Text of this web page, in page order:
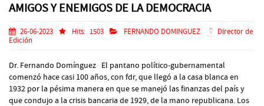
AMIGOS Y ENEMIGOS DE LA DEMOCRACIA
26-06-2023 Hits: 1503 FERNANDO DOMINGUEZ
Director de
Edición
Dr. Fernando Domínguez El pantano político-gubernamental
comenzó hace casi 100 años, con fdr, que llegó a la casa blanca en
1932 por la pésima manera en que se manejó las finanzas del país y
que condujo a la crisis bancaria de 1929, de la mano republicana. Los